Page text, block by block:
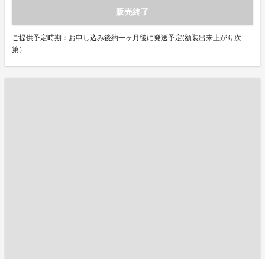
販売終了
ご提供予定時期：お申し込み後約一ヶ月後に発送予定(額装出来上がり次
第）